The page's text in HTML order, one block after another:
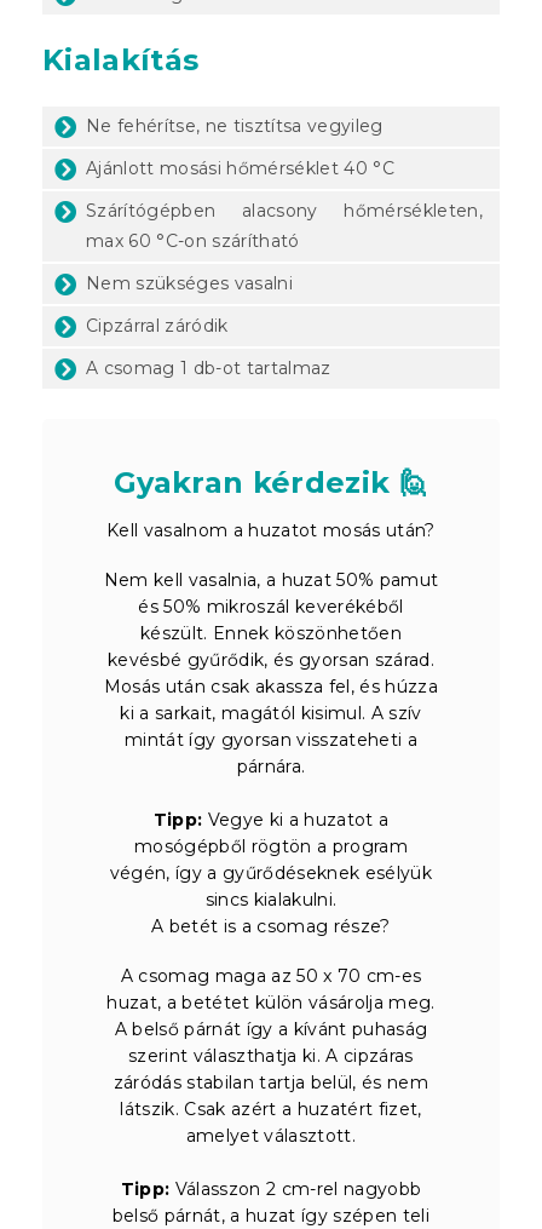
Kialakítás
Ne fehérítse, ne tisztítsa vegyileg
Ajánlott mosási hőmérséklet 40 °C
Szárítógépben alacsony hőmérsékleten,
max 60 °C-on szárítható
Nem szükséges vasalni
Cipzárral záródik
A csomag 1 db-ot tartalmaz
Gyakran kérdezik 🙋
Kell vasalnom a huzatot mosás után?
Nem kell vasalnia, a huzat 50% pamut
és 50% mikroszál keverékéből
készült. Ennek köszönhetően
kevésbé gyűrődik, és gyorsan szárad.
Mosás után csak akassza fel, és húzza
ki a sarkait, magától kisimul. A szív
mintát így gyorsan visszateheti a
párnára.
Tipp: Vegye ki a huzatot a
mosógépből rögtön a program
végén, így a gyűrődéseknek esélyük
sincs kialakulni.
A betét is a csomag része?
A csomag maga az 50 x 70 cm-es
huzat, a betétet külön vásárolja meg.
A belső párnát így a kívánt puhaság
szerint választhatja ki. A cipzáras
záródás stabilan tartja belül, és nem
látszik. Csak azért a huzatért fizet,
amelyet választott.
Tipp: Válasszon 2 cm-rel nagyobb
belső párnát, a huzat így szépen teli